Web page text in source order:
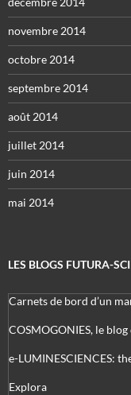
novembre 2014
octobre 2014
septembre 2014
août 2014
juillet 2014
juin 2014
mai 2014
LES BLOGS FUTURA-
Carnets de bord d’un
COSMOGONIES, le
e-LUMINESCIENCES:
Explora